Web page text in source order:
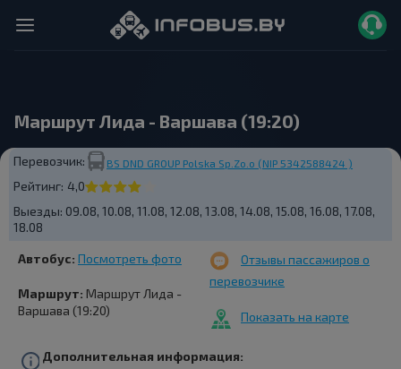
Маршрут Лида - Варшава (19:20)
Перевозчик: BS DND GROUP Polska Sp.Zo.o (NIP 5342588424 )
Рейтинг: 4,0
Выезды: 09.08, 10.08, 11.08, 12.08, 13.08, 14.08, 15.08, 16.08, 17.08,
18.08
Автобус: Посмотреть фото
Маршрут: Маршрут Лида -
Варшава (19:20)
Отзывы пассажиров о
перевозчике
Показать на карте
Дополнительная информация: